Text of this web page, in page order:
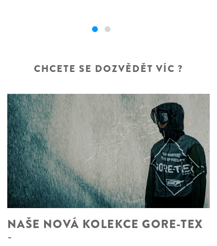
CHCETE SE DOZVĚDĚT VÍC ?
NAŠE NOVÁ KOLEKCE GORE-TEX